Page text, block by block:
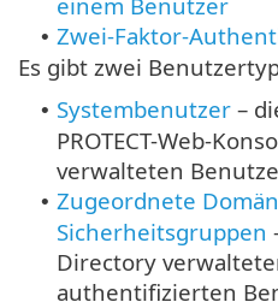
• Zwei-Faktor-
Es gibt zwei
• Systembenutzer –
PROTECT-Web-
verwalteten
• Zugeordnete
Sicherheitsgruppen
Directory
authentifizierten